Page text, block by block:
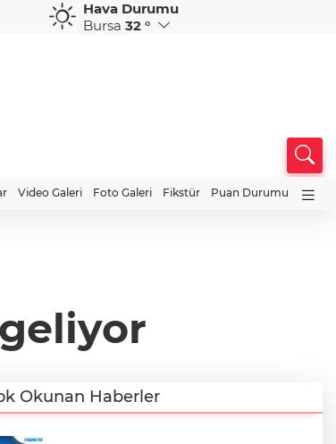
CHF
58,5339
CAD
33,9200
Hava Durumu
Bursa 32 °
Video Galeri Foto Galeri Fikstür Puan Durumu
Okunan Haberler